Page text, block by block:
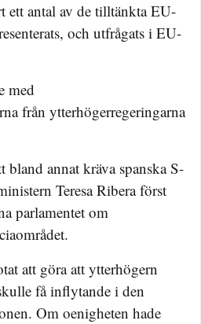
ett antal av de tilltänkta EU-
och utfrågats i EU-
med
från ytterhögerregeringarna
bland annat kräva spanska S-
Teresa Ribera först
parlamentet om
att göra att ytterhögern
få inflytande i den
Om oenigheten hade